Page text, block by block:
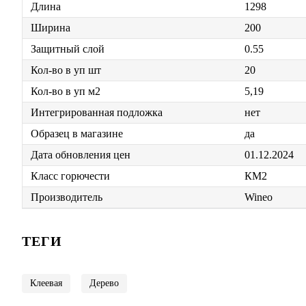
Длина
1298
Ширина
200
Защитный слой
0.55
Кол-во в уп шт
20
Кол-во в уп м2
5,19
Интегрированная подложка
нет
Образец в магазине
да
Дата обновления цен
01.12.2024
Класс горючести
КМ2
Производитель
Wineo
ТЕГИ
Клеевая Дерево